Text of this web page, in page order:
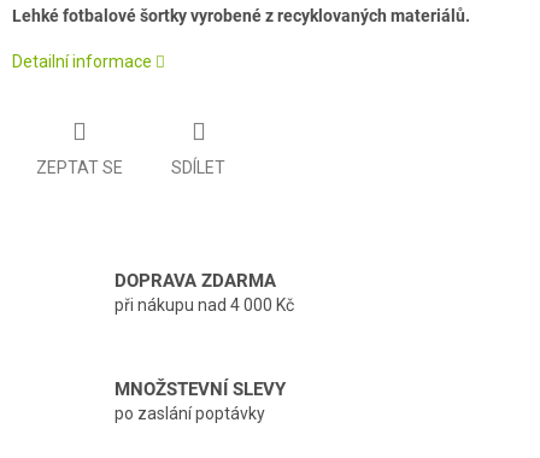
Lehké fotbalové šortky vyrobené z recyklovaných materiálů.
Detailní informace
ZEPTAT SE SDÍLET
DOPRAVA ZDARMA
při nákupu nad 4 000 Kč
MNOŽSTEVNÍ SLEVY
po zaslání poptávky